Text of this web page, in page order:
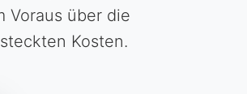
Voraus über die
Kosten.